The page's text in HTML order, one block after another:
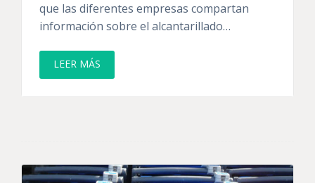
que las diferentes empresas compartan
información sobre el alcantarillado…
LEER MÁS